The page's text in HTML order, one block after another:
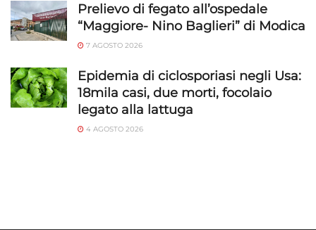
Prelievo di fegato all’ospedale
“Maggiore- Nino Baglieri” di Modica
7 AGOSTO 2026
Epidemia di ciclosporiasi negli Usa:
18mila casi, due morti, focolaio
legato alla lattuga
4 AGOSTO 2026